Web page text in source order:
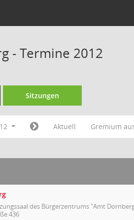
- Termine 2012
Sitzungen
Aktuell Gremium
des Bürgerzentrums "Amt
436